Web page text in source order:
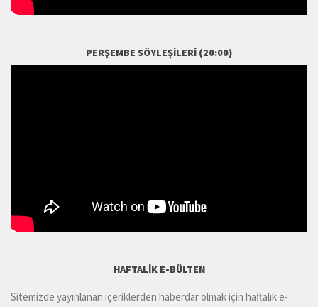
PERŞEMBE SÖYLEŞILERI (20:00)
HAFTALIK E-BÜLTEN
Sitemizde yayınlanan içeriklerden haberdar olmak için haftalık e-